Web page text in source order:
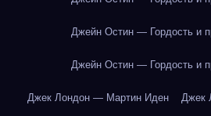
Джейн Остин — Гордость и
Джейн Остин — Гордость и
Джек Лондон — Мартин Иден Джек